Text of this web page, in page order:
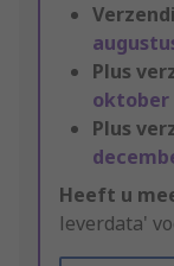
Plus
oktober
Plus
Heeft u
leverdata'